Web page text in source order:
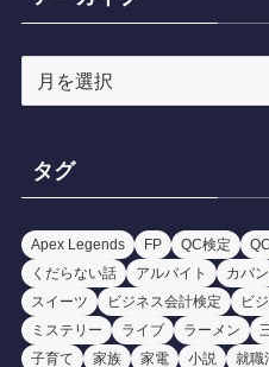
ー
ー
ブ
タグ
Apex Legends FP QC検定
くだらない話
アルバイト カバン
スイーツ
ビジネス会計検定 ビ
ミステリー
ライブ ラーメン
子育て
家族 家電 小説 就職